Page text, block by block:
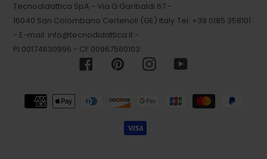
Tecnodidattica SpA - Via G.Garibaldi 67 -
16040 San Colombano Certenoli (GE) Italy Tel: +39 0185 358101
- E-mail: info@tecnodidattica.it -
PI 00174630996 - CF 00967560103
FacebookPinterestInstagram
Payment
methods